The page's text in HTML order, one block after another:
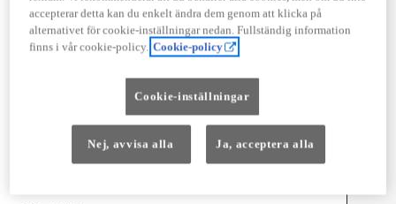
Cylindrar
3
Kapacitet
1 490 cc
Effekt
Topphastighet 175 km/h
accepterar detta kan du enkelt ändra dem genom att klicka på
alternativet för cookie-inställningar nedan. Fullständig information
finns i vår cookie-policy. Cookie-policy
Cookie-inställningar
Nej, avvisa alla Ja, acceptera alla